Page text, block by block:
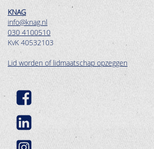
KNAG
info@knag.nl
030 4100510
KvK 40532103
Lid worden of lidmaatschap opzeggen